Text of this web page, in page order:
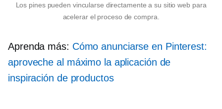
Los pines pueden vincularse directamente a su sitio web para
acelerar el proceso de compra.
Aprenda más: Cómo anunciarse en Pinterest:
aproveche al máximo la aplicación de
inspiración de productos